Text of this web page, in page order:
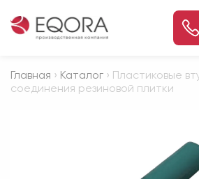
Главная › Каталог › Пластиковые
соединения резиновой плитки